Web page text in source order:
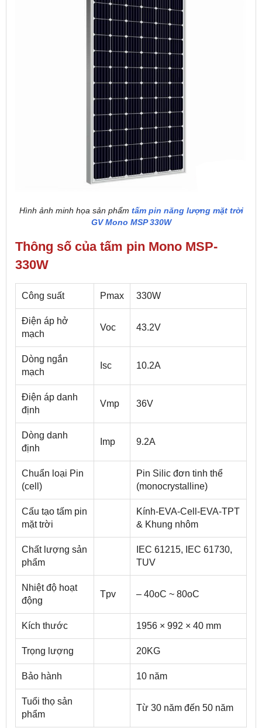
Hình ảnh minh họa sản phẩm tấm pin năng lượng mặt trời
GV Mono MSP 330W
Thông số của tấm pin Mono MSP-
330W
Công suất Pmax 330W
Điện áp hở
mạch
Voc 43.2V
Dòng ngắn
mạch
Isc 10.2A
Điện áp danh
định
Vmp 36V
Dòng danh
định
Imp 9.2A
Chuẩn loại Pin
(cell)
Pin Silic đơn tinh thể
(monocrystalline)
Cấu tạo tấm pin
mặt trời
Kính-EVA-Cell-EVA-TPT
& Khung nhôm
Chất lượng sản
phẩm
IEC 61215, IEC 61730,
TUV
Nhiệt độ hoạt
động
Tpv – 40oC ~ 80oC
Kích thước 1956 × 992 × 40 mm
Trọng lượng 20KG
Bảo hành 10 năm
Tuổi thọ sản
phẩm
Từ 30 năm đến 50 năm